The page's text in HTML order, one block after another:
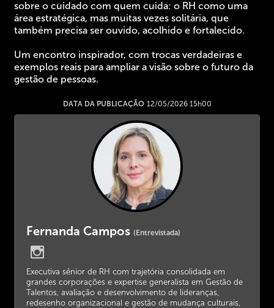
sobre o cuidado com quem cuida: o RH como uma
área estratégica, mas muitas vezes solitária, que
também precisa ser ouvido, acolhido e fortalecido.
Um encontro inspirador, com trocas verdadeiras e
exemplos reais para ampliar a visão sobre o futuro da
gestão de pessoas.
DATA DA PUBLICAÇÃO 12/05/2026 15h00
Fernanda Campos (Entrevistada)
Executiva sênior de RH com trajetória consolidada em
grandes corporações e expertise generalista em Gestão de
Talentos, avaliação e desenvolvimento de lideranças,
redesenho organizacional e gestão de mudança culturais,